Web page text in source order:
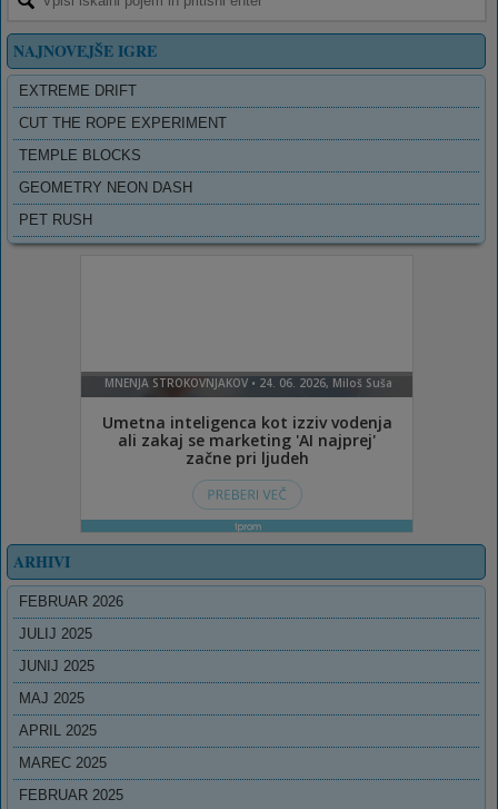
NAJNOVEJŠE IGRE
EXTREME DRIFT
CUT THE ROPE EXPERIMENT
TEMPLE BLOCKS
GEOMETRY NEON DASH
PET RUSH
ARHIVI
FEBRUAR 2026
JULIJ 2025
JUNIJ 2025
MAJ 2025
APRIL 2025
MAREC 2025
FEBRUAR 2025